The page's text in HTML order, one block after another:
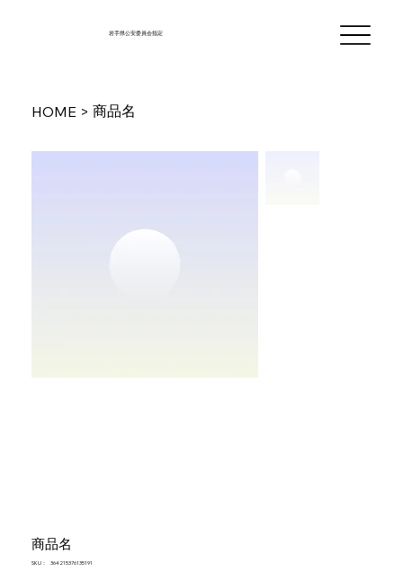
岩手県公安委員会指定
HOME > 商品名
商品名
SKU：
SKU：
364215376135191